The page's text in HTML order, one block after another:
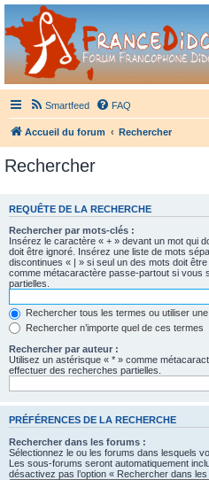
France Didgeridoo
Didgeridoo et Guimbarde sur France
Smartfeed FAQ
Accueil du forum Rechercher
Rechercher
REQUÊTE DE LA RECHERCHE
Rechercher par mots-clés :
Insérez le caractère « + » devant un mot qui
doit être ignoré. Insérez une liste de mots
discontinues « | » si seul un des mots doit
comme métacaractère passe-partout si vous
partielles.
Rechercher tous les termes ou utiliser
Rechercher n’importe quel de ces termes
Rechercher par auteur :
Utilisez un astérisque « * » comme
effectuer des recherches partielles.
PRÉFÉRENCES DE LA RECHERCHE
Rechercher dans les forums :
Sélectionnez le ou les forums dans lesquels
Les sous-forums seront automatiquement
désactivez pas l’option « Rechercher dans